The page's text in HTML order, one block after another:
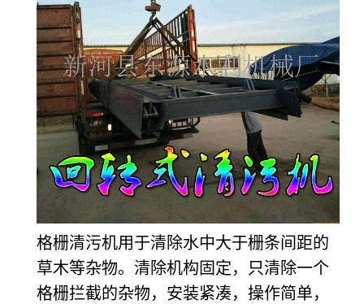
格栅清污机用于清除水中大于栅条间距的
草木等杂物。清除机构固定，只清除一个
格栅拦截的杂物，安装紧凑，操作简单，